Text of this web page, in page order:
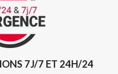
7J/7 ET 24H/24